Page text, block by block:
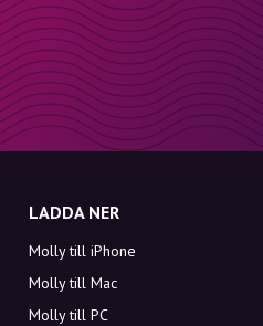
LADDA NER
Molly till iPhone
Molly till Mac
Molly till PC